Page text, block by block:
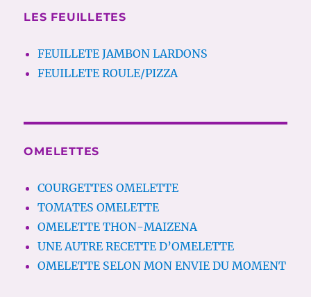
LES FEUILLETES
FEUILLETE JAMBON LARDONS
FEUILLETE ROULE/PIZZA
OMELETTES
COURGETTES OMELETTE
TOMATES OMELETTE
OMELETTE THON-MAIZENA
UNE AUTRE RECETTE D’OMELETTE
OMELETTE SELON MON ENVIE DU MOMENT